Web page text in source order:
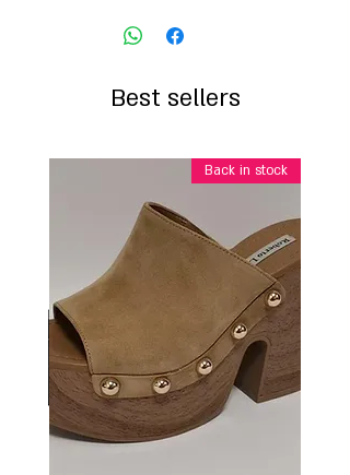
Best sellers
Back in stock